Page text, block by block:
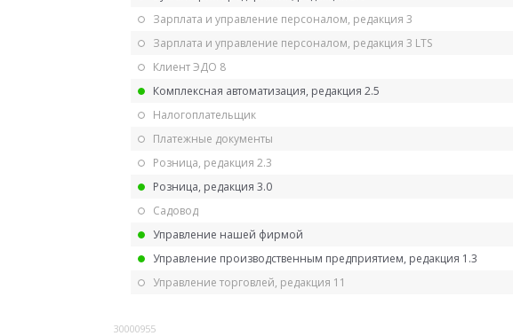
Зарплата и управление персоналом, редакция 3
Зарплата и управление персоналом, редакция 3 LTS
Клиент ЭДО 8
Комплексная автоматизация, редакция 2.5
Налогоплательщик
Платежные документы
Розница, редакция 2.3
Розница, редакция 3.0
Садовод
Управление нашей фирмой
Управление производственным предприятием, редакция 1.3
Управление торговлей, редакция 11
30000955